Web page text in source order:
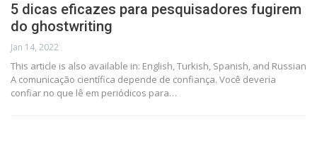
5 dicas eficazes para pesquisadores fugirem
do ghostwriting
Jan 14, 2022
This article is also available in: English, Turkish, Spanish, and Russian
A comunicação científica depende de confiança. Você deveria
confiar no que lê em periódicos para…